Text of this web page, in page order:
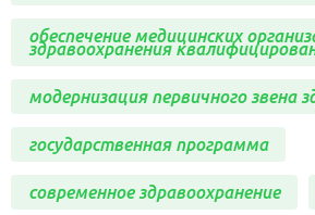
обеспечение медицинских
здравоохранения
модернизация первичного звена
государственная программа
современное здравоохранение